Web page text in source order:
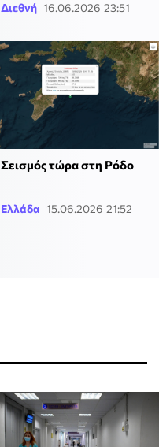
Διεθνή 16.06.2026 23:51
Σεισμός τώρα στη Ρόδο
Ελλάδα 15.06.2026 21:52